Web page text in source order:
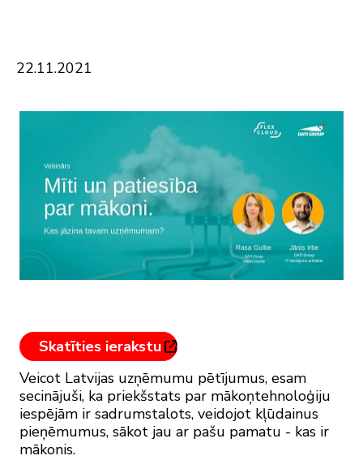
22.11.2021
Skatīties ierakstu
Veicot Latvijas uzņēmumu pētījumus, esam
secinājuši, ka priekšstats par mākoņtehnoloģiju
iespējām ir sadrumstalots, veidojot kļūdainus
pieņēmumus, sākot jau ar pašu pamatu - kas ir
mākonis.